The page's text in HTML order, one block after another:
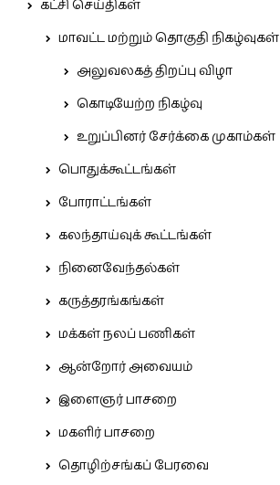
கட்சி செய்திகள்
மாவட்ட மற்றும் தொகுதி நிகழ்வுகள்
அலுவலகத் திறப்பு விழா
கொடியேற்ற நிகழ்வு
உறுப்பினர் சேர்க்கை முகாம்கள்
பொதுக்கூட்டங்கள்
போராட்டங்கள்
கலந்தாய்வுக் கூட்டங்கள்
நினைவேந்தல்கள்
கருத்தரங்கங்கள்
மக்கள் நலப் பணிகள்
ஆன்றோர் அவையம்
இளைஞர் பாசறை
மகளிர் பாசறை
தொழிற்சங்கப் பேரவை